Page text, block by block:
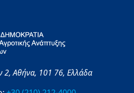
2,Αθήνα, 101 76, Ελλάδα